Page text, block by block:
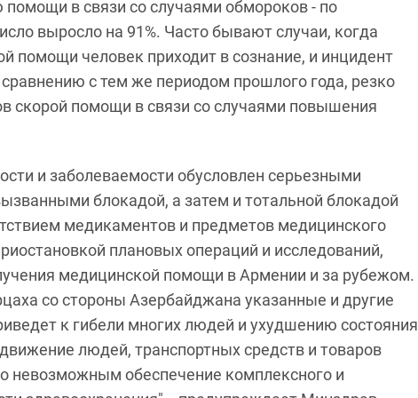
в связи со случаями обмороков - по
выросло на 91%. Часто бывают случаи, когда
помощи человек приходит в сознание, и инцидент
с тем же периодом прошлого года, резко
скорой помощи в связи со случаями повышения
и заболеваемости обусловлен серьезными
блокадой, а затем и тотальной блокадой
медикаментов и предметов медицинского
плановых операций и исследований,
медицинской помощи в Армении и за рубежом.
со стороны Азербайджана указанные и другие
к гибели многих людей и ухудшению состояния
людей, транспортных средств и товаров
невозможным обеспечение комплексного и